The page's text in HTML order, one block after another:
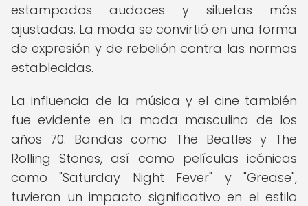
estampados audaces y siluetas más
ajustadas. La moda se convirtió en una forma
de expresión y de rebelión contra las normas
establecidas.
La influencia de la música y el cine también
fue evidente en la moda masculina de los
años 70. Bandas como The Beatles y The
Rolling Stones, así como películas icónicas
como "Saturday Night Fever" y "Grease",
tuvieron un impacto significativo en el estilo